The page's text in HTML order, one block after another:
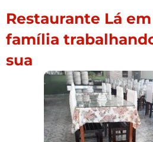
Restaurante Lá
família
sua